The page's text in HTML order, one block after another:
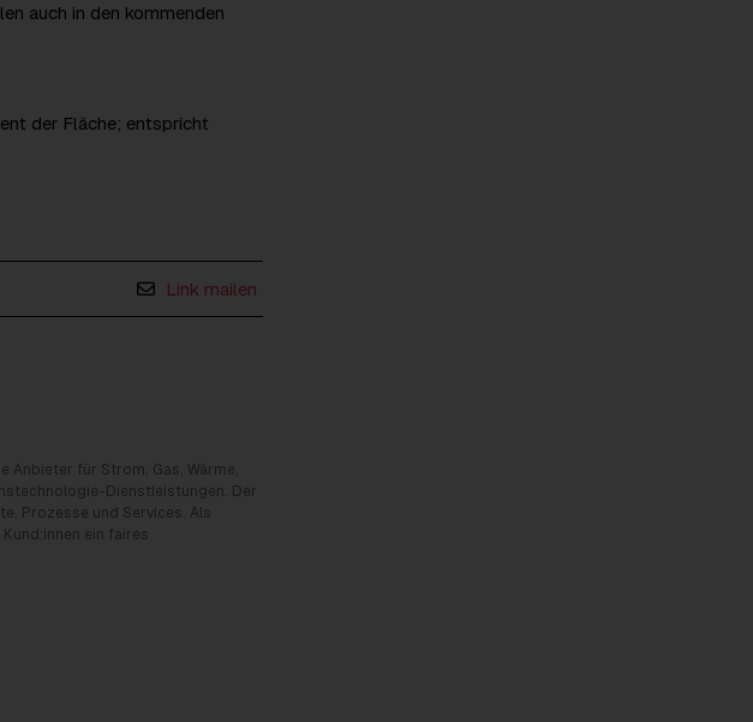
auch in den kommenden
der Fläche; entspricht
Link mailen
für Strom, Gas, Wärme,
Dienstleistungen. Der
Prozesse und Services. Als
ein faires